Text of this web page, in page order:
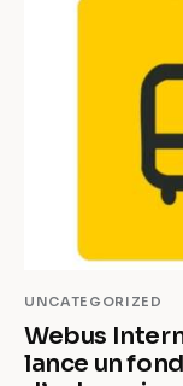
UNCATEGORIZED
Webus
lance un